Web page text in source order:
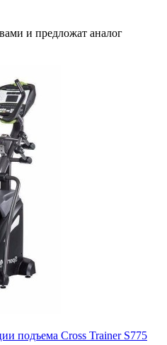
и предложат аналог
подъема Cross Trainer S775